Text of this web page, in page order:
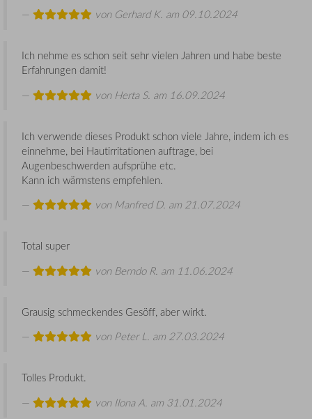
von Gerhard K. am 09.10.2024
Ich nehme es schon seit sehr vielen Jahren und habe beste
Erfahrungen damit!
von Herta S. am 16.09.2024
Ich verwende dieses Produkt schon viele Jahre, indem ich es
einnehme, bei Hautirritationen auftrage, bei
Augenbeschwerden aufsprühe etc.
Kann ich wärmstens empfehlen.
von Manfred D. am 21.07.2024
Total super
von Berndo R. am 11.06.2024
Grausig schmeckendes Gesöff, aber wirkt.
von Peter L. am 27.03.2024
Tolles Produkt.
von Ilona A. am 31.01.2024